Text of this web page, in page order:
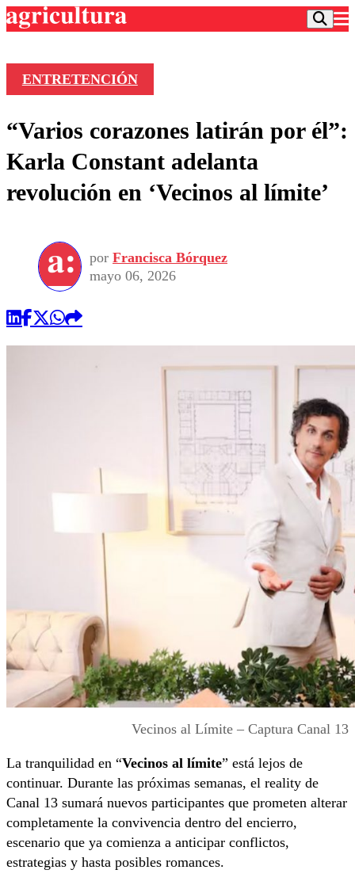
Frecuencias
Agricultura TV
Deportes
Colo Colo
Seleccion Chilena
Torneo Internacional
Universidad de Chile
Entretención
Economía
Internacional
Sustentabilidad
Publicaciones en medios
Opinión
ENTRETENCIÓN
“Varios corazones latirán por él”:
Karla Constant adelanta
revolución en ‘Vecinos al límite’
por Francisca Bórquez
mayo 06, 2026
Vecinos al Límite – Captura Canal 13
La tranquilidad en “Vecinos al límite” está lejos de
continuar. Durante las próximas semanas, el reality de
Canal 13 sumará nuevos participantes que prometen alterar
completamente la convivencia dentro del encierro,
escenario que ya comienza a anticipar conflictos,
estrategias y hasta posibles romances.